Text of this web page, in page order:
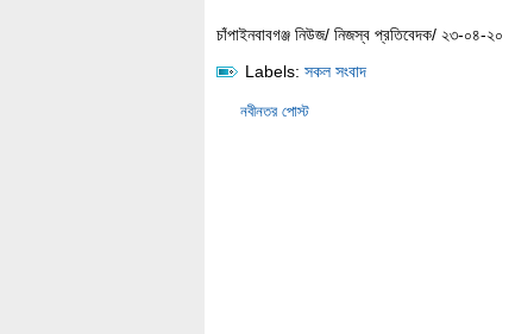
চাঁপাইনবাবগঞ্জ নিউজ/ নিজস্ব প্রতিবেদক/ ২৩-০৪-২০
Labels: সকল সংবাদ
নবীনতর পোস্ট